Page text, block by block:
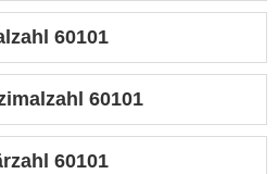
60101
60101
60101